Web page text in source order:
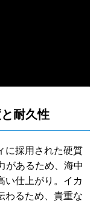
耐久性
に採用された硬質
があるため、海中
い仕上がり。イカ
わるため、貴重な